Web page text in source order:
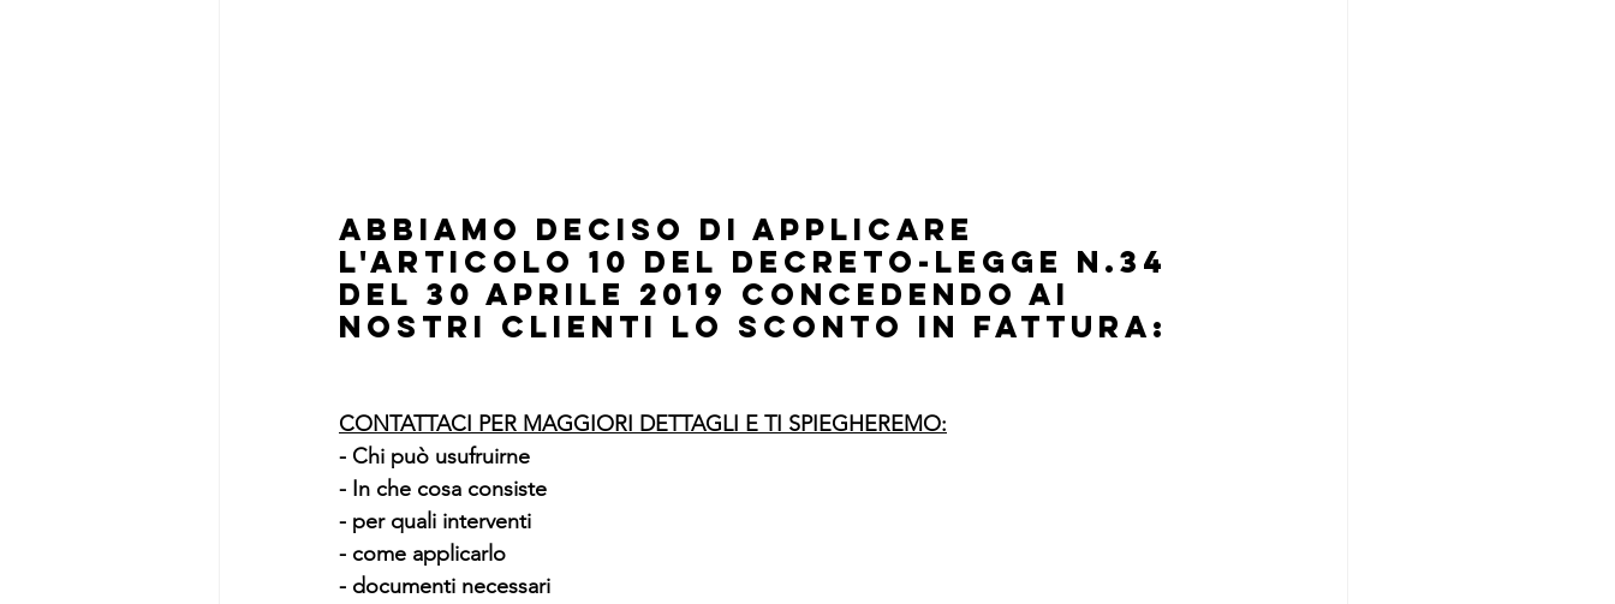
ABBIAMO DECISO DI APPLICARE
L'ARTICOLO 10 DEL DECRETO-LEGGE N.34
DEL 30 APRILE 2019 CONCEDENDO AI
NOSTRI CLIENTI LO SCONTO IN FATTURA:
CONTATTACI PER MAGGIORI DETTAGLI E TI SPIEGHEREMO:
- Chi può usufruirne
- In che cosa consiste
- per quali interventi
- come applicarlo
- documenti necessari